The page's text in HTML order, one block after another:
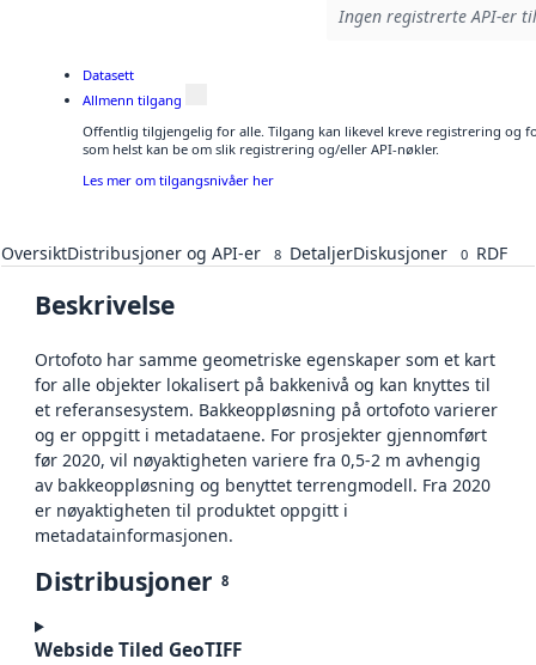
Ingen registrerte API-er
Datasett
Allmenn tilgang
Offentlig tilgjengelig for alle. Tilgang kan likevel kreve registrering og
som helst kan be om slik registrering og/eller API-nøkler.
Les mer om tilgangsnivåer her
OversiktDistribusjoner og API-er 8 DetaljerDiskusjoner 0 RDF
Beskrivelse
Ortofoto har samme geometriske egenskaper som et kart
for alle objekter lokalisert på bakkenivå og kan knyttes til
et referansesystem. Bakkeoppløsning på ortofoto varierer
og er oppgitt i metadataene. For prosjekter gjennomført
før 2020, vil nøyaktigheten variere fra 0,5-2 m avhengig
av bakkeoppløsning og benyttet terrengmodell. Fra 2020
er nøyaktigheten til produktet oppgitt i
metadatainformasjonen.
Distribusjoner 8
Webside Tiled GeoTIFF